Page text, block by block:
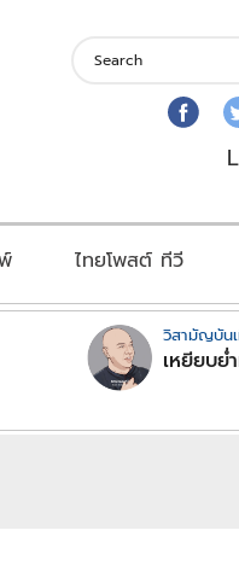
ไทยโพสต์ ทีวี
วิสามัญบัน
เหยียบย่